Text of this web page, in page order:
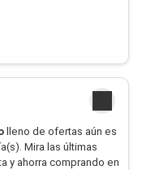
lleno de ofertas aún es
Mira las últimas
y ahorra comprando en